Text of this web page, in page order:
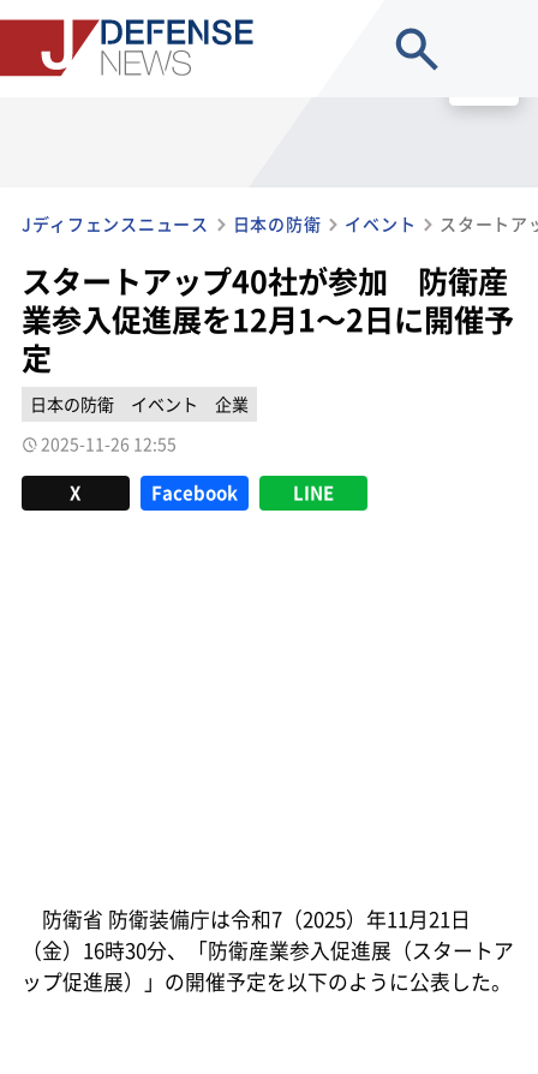
Jディフェンスニュース 日本の防衛 イベント
スタートアップ40社が参加 防衛産
業参入促進展を12月1～2日に開催予
定
日本の防衛 イベント
企業
2025-11-26 12:55
X Facebook LINE
防衛省 防衛装備庁は令和7（2025）年11月21日
（金）16時30分、「防衛産業参入促進展（スタートア
ップ促進展）」の開催予定を以下のように公表した。